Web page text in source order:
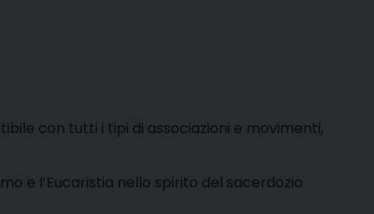
con tutti i tipi di associazioni e movimenti,
e l’Eucaristia nello spirito del sacerdozio